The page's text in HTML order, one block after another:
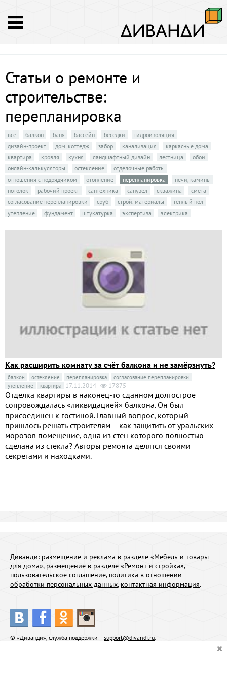
Статьи о ремонте и
строительстве:
перепланировка
все балкон баня бассейн беседки
гидроизоляция
дизайн-проект
дом, коттедж забор канализация
каркасные дома
квартира
кровля кухня ландшафтный дизайн лестница
обои
онлайн-калькуляторы
остекление
отделочные работы
отношения с подрядчиком
отопление перепланировка
печи, камины
потолок
рабочий проект сантехника санузел скважина
смета
согласование перепланировки
сруб строй. материалы
тёплый пол
утепление
фундамент штукатурка экспертиза электрика
Как расширить комнату за счёт балкона и не замёрзнуть?
балкон остекление перепланировка
согласование перепланировки
утепление
квартира 17.11.2014 17875
Отделка квартиры в наконец-то сданном долгострое
сопровождалась «ликвидацией» балкона. Он был
присоединён к гостиной. Главный вопрос, который
пришлось решать строителям – как защитить от уральских
морозов помещение, одна из стен которого полностью
сделана из стекла? Авторы ремонта делятся своими
секретами и находками.
Диванди: размещение и реклама в разделе «Мебель и товары
для дома», размещение в разделе «Ремонт и стройка»,
пользовательское соглашение, политика в отношении
обработки персональных данных, контактная информация.
© «Диванди», служба поддержки – support@divandi.ru